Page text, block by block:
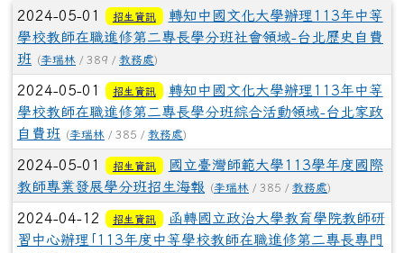
文章列表
2024-05-01 招生資訊
轉知中國文化大學辦理113年中等
學校教師在職進修第二專長學分班社會領域-台北歷史自費
班
(李瑞林 / 389 / 教務處)
2024-05-01 招生資訊
轉知中國文化大學辦理113年中等
學校教師在職進修第二專長學分班綜合活動領域-台北家政
自費班
(李瑞林 / 385 / 教務處)
2024-05-01 招生資訊
國立臺灣師範大學113學年度國際
教師專業發展學分班招生海報
(李瑞林 / 385 / 教務處)
2024-04-12 招生資訊
函轉國立政治大學教育學院教師研
習中心辦理｢113年度中等學校教師在職進修第二專長專門